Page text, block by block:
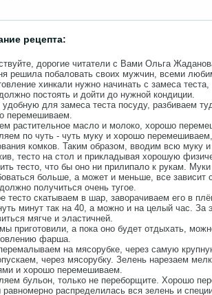
рецепта:
дорогие читатели с Вами Ольга
решила побаловать своих мужчин, всеми
хинкали нужно начинать с замеса теста,
постоять и дойти до нужной кондиции.
удобную для замеса теста посуду, разбиваем
перемешиваем.
растительное масло и молоко, хорошо
по чуть - чуть муку и хорошо
комков. Таким образом, вводим всю муку
тесто на стол и прикладывая хорошую
тесто, что бы оно ни прилипало к рукам.
больше, а может и меньше, все зависит
получиться очень тугое.
тесто скатываем в шар, заворачиваем его в
минут так на 40, а можно и на целый час. За
мягче и эластичней.
приготовили, а пока оно будет отдыхать,
фарша.
на мясорубке, через самую
через мясорубку. Зелень нарезаем
и хорошо перемешиваем.
бульон, только не переборщите. Хорошо
равномерно распределилась вся зелень и